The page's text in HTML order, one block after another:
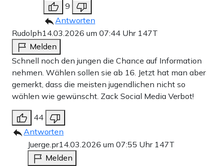
9
Antworten
Rudolph14.03.2026 um 07:44 Uhr 147T
Melden
Schnell noch den jungen die Chance auf Information
nehmen. Wählen sollen sie ab 16. Jetzt hat man aber
gemerkt, dass die meisten jugendlichen nicht so
wählen wie gewünscht. Zack Social Media Verbot!
44
Antworten
Juerge.pr14.03.2026 um 07:55 Uhr 147T
Melden